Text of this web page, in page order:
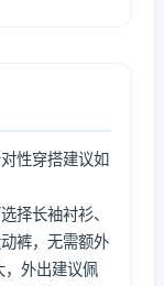
性穿搭建议如
择长袖衬衫、
裤，无需额外
，外出建议佩